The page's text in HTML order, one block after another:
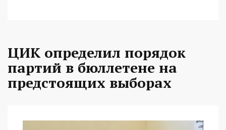
ЦИК определил порядок
партий в бюллетене на
предстоящих выборах